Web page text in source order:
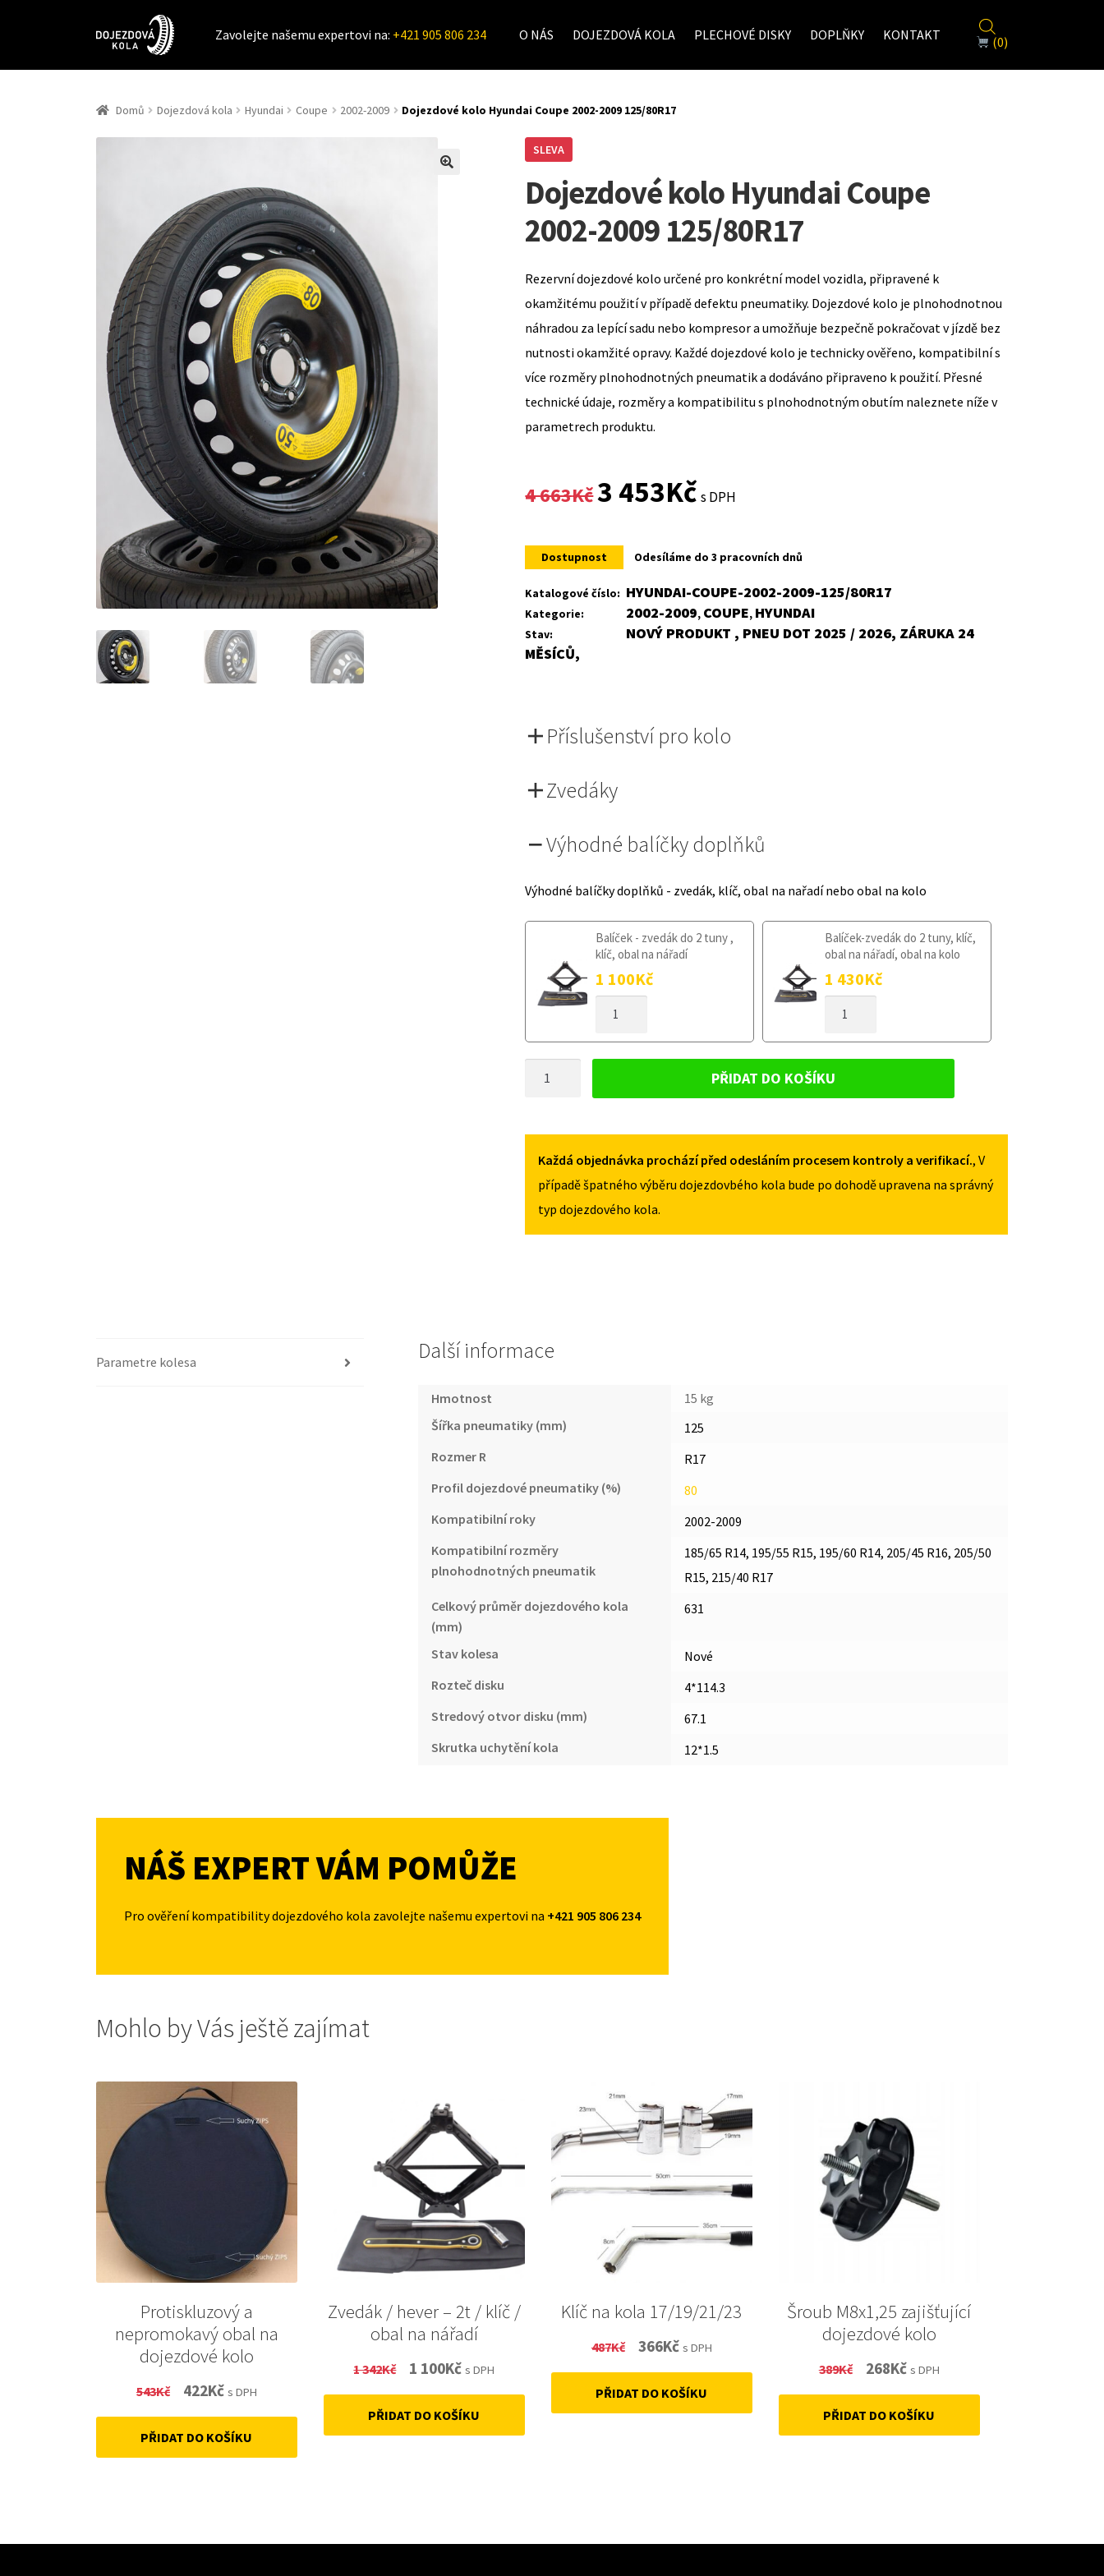
Zavolejte našemu expertovi na: +421 905 806 234 O NÁS DOJEZDOVÁ KOLA PLECHOVÉ DISKY DOPLŇKY KONTAKT (0)
Domů Dojezdová kola Hyundai Coupe 2002-2009 Dojezdové kolo Hyundai Coupe 2002-2009 125/80R17
SLEVA
Dojezdové kolo Hyundai Coupe
2002-2009 125/80R17
Rezervní dojezdové kolo určené pro konkrétní model vozidla, připravené k
okamžitému použití v případě defektu pneumatiky. Dojezdové kolo je plnohodnotnou
náhradou za lepící sadu nebo kompresor a umožňuje bezpečně pokračovat v jízdě bez
nutnosti okamžité opravy. Každé dojezdové kolo je technicky ověřeno, kompatibilní s
více rozměry plnohodnotných pneumatik a dodáváno připraveno k použití. Přesné
technické údaje, rozměry a kompatibilitu s plnohodnotným obutím naleznete níže v
parametrech produktu.
4 663Kč
Original
was:
4
663Kč.
3 453KčCurrent
is:
3
453Kč.
s DPH
Dostupnost Odesíláme do 3 pracovních dnů
Katalogové číslo: HYUNDAI-COUPE-2002-2009-125/80R17
Kategorie: 2002-2009, COUPE, HYUNDAI
Stav:
NOVÝ PRODUKT , PNEU DOT 2025 / 2026, ZÁRUKA 24
MĚSÍCŮ,
Příslušenství pro kolo
Zvedáky
Výhodné balíčky doplňků
Výhodné balíčky doplňků - zvedák, klíč, obal na nařadí nebo obal na kolo
Balíček - zvedák do 2 tuny ,
klíč, obal na nářadí
1 100Kč
KOLO
125/80R17
Balíček-zvedák do 2 tuny, klíč,
obal na nářadí, obal na kolo
1 430Kč
KOLO
2002-
2009
125/80R17
125/80R17
MNOŽSTVÍ
PŘIDAT DO KOŠÍKU
Každá objednávka prochází před odesláním procesem kontroly a verifikací., V
případě špatného výběru dojezdovbého kola bude po dohodě upravena na správný
typ dojezdového kola.
Parametre kolesa Další informace
Hmotnost
15 kg
Šířka pneumatiky (mm)
125
Rozmer R
R17
Profil dojezdové pneumatiky (%)
80
Kompatibilní roky
2002-2009
Kompatibilní rozměry
plnohodnotných pneumatik
185/65 R14, 195/55 R15, 195/60 R14, 205/45 R16, 205/50
R15, 215/40 R17
Celkový průměr dojezdového kola
(mm)
631
Stav kolesa
Nové
Rozteč disku
4*114.3
Stredový otvor disku (mm)
67.1
Skrutka uchytění kola
12*1.5
NÁŠ EXPERT VÁM POMŮŽE
Pro ověření kompatibility dojezdového kola zavolejte našemu expertovi na +421 905 806 234
Mohlo by Vás ještě zajímat
Protiskluzový a
nepromokavý obal na
dojezdové kolo
543Kč
Original
price
was:
422KčCurrent
price
is:
s DPH
PŘIDAT DO KOŠÍKU
Zvedák / hever – 2t / klíč /
obal na nářadí
1 342Kč
Original
price
was:
1 100KčCurrent
price
is:
s DPH
PŘIDAT DO KOŠÍKU
Klíč na kola 17/19/21/23
487Kč
Original
price
was:
366KčCurrent
price
is:
s DPH
PŘIDAT DO KOŠÍKU
Šroub M8x1,25 zajišťující
dojezdové kolo
389Kč
Original
price
was:
268KčCurrent
price
is:
s DPH
PŘIDAT DO KOŠÍKU